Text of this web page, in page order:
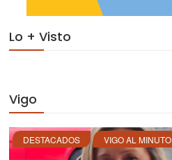
Lo + Visto
Vigo
DESTACADOS VIGO AL MINUTO